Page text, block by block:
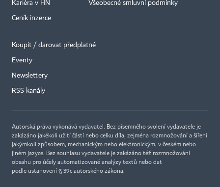
Kariéra v HN
Ceník inzerce
Všeobecné smluvní podmínky
Koupit / darovat předplatné
Eventy
Newslettery
RSS kanály
Autorská práva vykonává vydavatel. Bez písemného svolení vydavatele je
zakázáno jakékoli užití částí nebo celku díla, zejména rozmnožování a šíření
jakýmkoli způsobem, mechanickým nebo elektronickým, v českém nebo
jiném jazyce. Bez souhlasu vydavatele je zakázáno též rozmnožování
obsahu pro účely automatizované analýzy textů nebo dat
podle ustanovení § 39c autorského zákona.